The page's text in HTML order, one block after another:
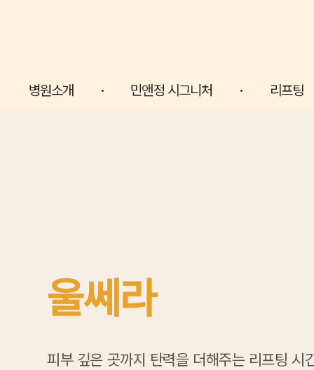
병원소개 민앤정 시그니처 리프팅
울쎄라
피부 깊은 곳까지 탄력을 더해주는 리프팅 시